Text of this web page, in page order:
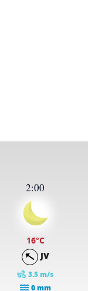
2:00
16°C
JV
3.5 m/s
0 mm